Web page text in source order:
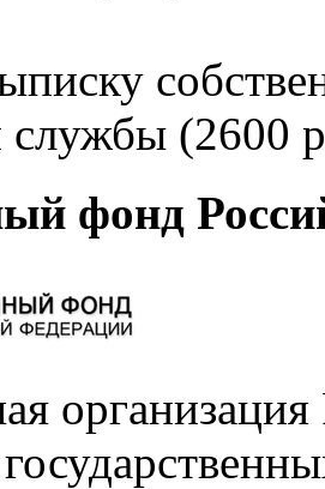
службы (2600
фонд